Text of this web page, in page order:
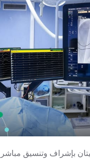
بإشراف وتنسيق